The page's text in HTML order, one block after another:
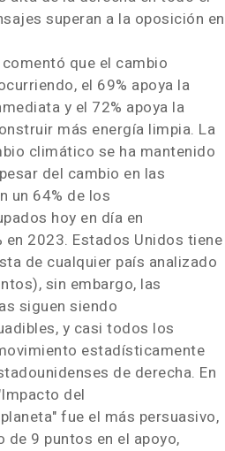
superan a la oposición en
comentó que el cambio
el 69% apoya la
y el 72% apoya la
más energía limpia. La
climático se ha mantenido
del cambio en las
un 64% de los
hoy en día en
2023. Estados Unidos tiene
de cualquier país analizado
sin embargo, las
siguen siendo
y casi todos los
estadísticamente
de derecha. En
del
fue el más persuasivo,
de 9 puntos en el apoyo,